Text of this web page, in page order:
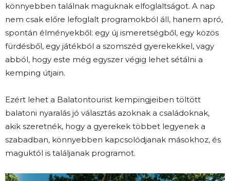
könnyebben találnak maguknak elfoglaltságot. A nap
nem csak előre lefoglalt programokból áll, hanem apró,
spontán élményekből: egy új ismeretségből, egy közös
fürdésből, egy játékból a szomszéd gyerekekkel, vagy
abból, hogy este még egyszer végig lehet sétálni a
kemping útjain.
Ezért lehet a Balatontourist kempingjeiben töltött
balatoni nyaralás jó választás azoknak a családoknak,
akik szeretnék, hogy a gyerekek többet legyenek a
szabadban, könnyebben kapcsolódjanak másokhoz, és
maguktól is találjanak programot.